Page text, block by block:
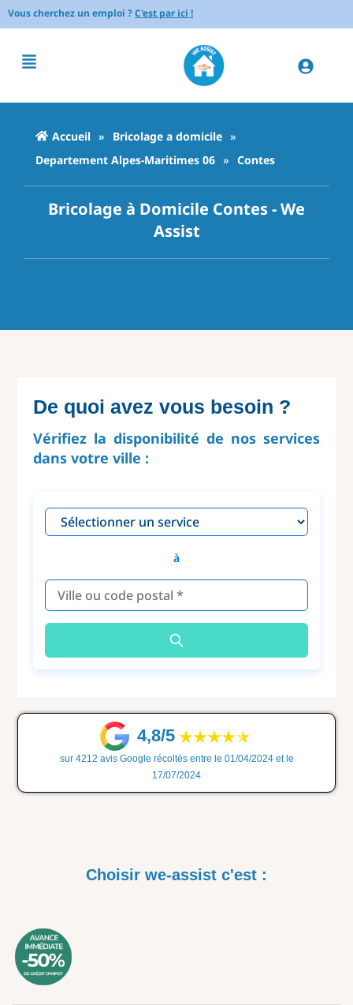
Vous cherchez un emploi ?C'est par ici !
Accueil » Bricolage a domicile »
Departement Alpes-Maritimes 06 » Contes
Bricolage à Domicile Contes - We
Assist
De quoi avez vous besoin ?
Vérifiez la disponibilité de nos services
dans votre ville :
à
4,8/5
sur 4212 avis Google récoltés entre le 01/04/2024 et le
17/07/2024
Choisir we-assist c'est :